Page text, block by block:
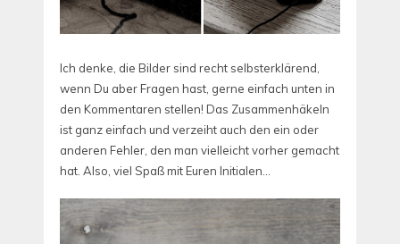
Ich denke, die Bilder sind recht selbsterklärend,
wenn Du aber Fragen hast, gerne einfach unten in
den Kommentaren stellen! Das Zusammenhäkeln
ist ganz einfach und verzeiht auch den ein oder
anderen Fehler, den man vielleicht vorher gemacht
hat. Also, viel Spaß mit Euren Initialen…